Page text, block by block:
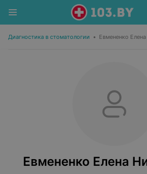
Диагностика в стоматологии • Евмененко
Евмененко Елена